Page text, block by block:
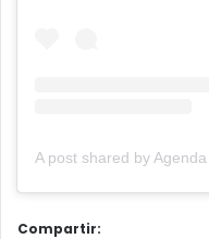
Compartir: